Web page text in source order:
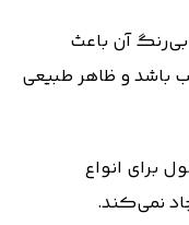
آن باعث
باشد و ظاهر طبیعی
برای انواع
نمی‌کند.